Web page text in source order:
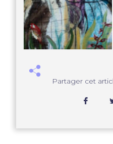
Partager cet